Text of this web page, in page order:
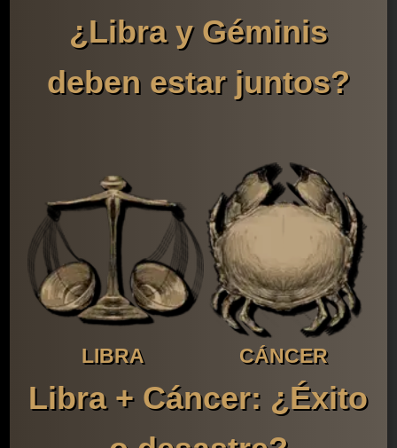
¿Libra y Géminis
deben estar juntos?
LIBRA CÁNCER
Libra + Cáncer: ¿Éxito